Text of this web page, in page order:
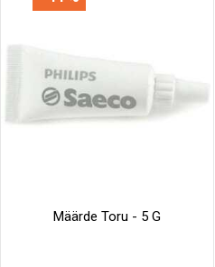
Määrde Toru - 5 G